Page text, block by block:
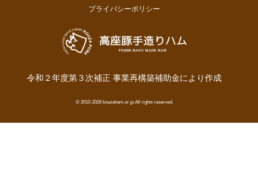
プライバシーポリシー
令和２年度第３次補正 事業再構築補助金により作成
© 2010-2026 kouzaham.or.jp All rights reserved.